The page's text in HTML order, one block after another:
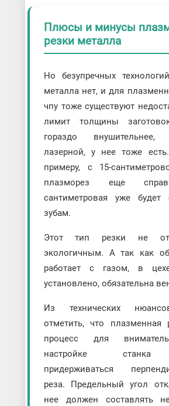
Плюсы и минусы
резки металла
Но безупречных
металла нет, и для
чпу тоже существуют
лимит толщины
гораздо
лазерной, у нее тоже
примеру, с 15-
плазморез еще
сантиметровая уже
зубам.
Этот тип резки не
экологичным. А так как
работает с газом, в
установлено, обязательна
Из технических
отметить, что плазменная
процесс для
настройке станка
придерживаться
реза. Предельный угол
нее должен составлять